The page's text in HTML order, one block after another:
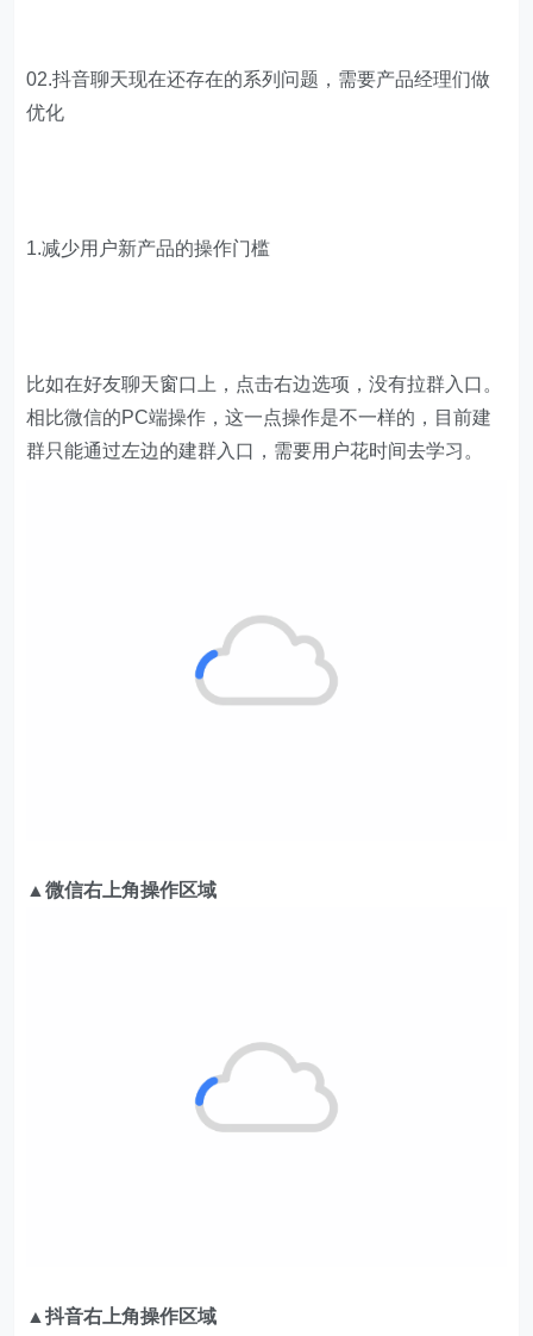
02.抖音聊天现在还存在的系列问题，需要产品经理们做
优化
1.减少用户新产品的操作门槛
比如在好友聊天窗口上，点击右边选项，没有拉群入口。
相比微信的PC端操作，这一点操作是不一样的，目前建
群只能通过左边的建群入口，需要用户花时间去学习。
▲微信右上角操作区域
▲抖音右上角操作区域